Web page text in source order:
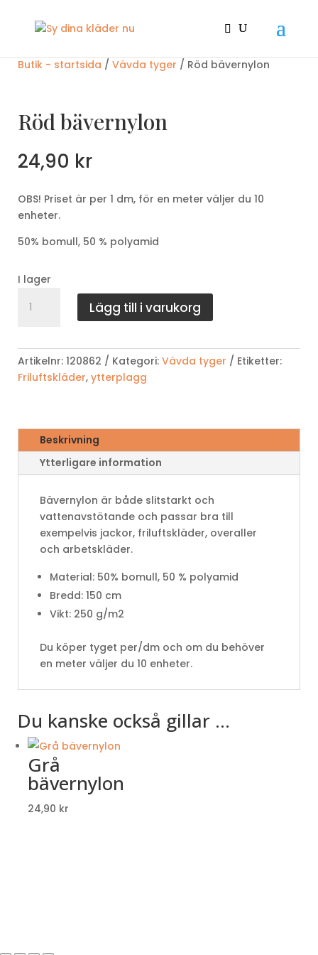
Butik - startsida / Vävda tyger / Röd bävernylon
Röd bävernylon
24,90 kr
OBS! Priset är per 1 dm, för en meter väljer du 10
enheter.
50% bomull, 50 % polyamid
I lager
bävernylon
Lägg till i varukorg
Artikelnr: 120862 Kategori: Vävda tyger
Etiketter:
Friluftskläder, ytterplagg
Beskrivning
Ytterligare information
Bävernylon är både slitstarkt och
vattenavstötande och passar bra till
exempelvis jackor, friluftskläder, overaller
och arbetskläder.
Material: 50% bomull, 50 % polyamid
Bredd: 150 cm
Vikt: 250 g/m2
Du köper tyget per/dm och om du behöver
en meter väljer du 10 enheter.
Du kanske också gillar …
Grå
bävernylon
24,90 kr